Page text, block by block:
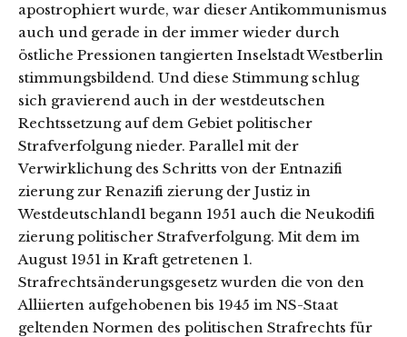
apostrophiert wurde, war dieser Antikommunismus
auch und gerade in der immer wieder durch
östliche Pressionen tangierten Inselstadt Westberlin
stimmungsbildend. Und diese Stimmung schlug
sich gravierend auch in der westdeutschen
Rechtssetzung auf dem Gebiet politischer
Strafverfolgung nieder. Parallel mit der
Verwirklichung des Schritts von der Entnazifi
zierung zur Renazifi zierung der Justiz in
Westdeutschland1 begann 1951 auch die Neukodifi
zierung politischer Strafverfolgung. Mit dem im
August 1951 in Kraft getretenen 1.
Strafrechtsänderungsgesetz wurden die von den
Alliierten aufgehobenen bis 1945 im NS-Staat
geltenden Normen des politischen Strafrechts für